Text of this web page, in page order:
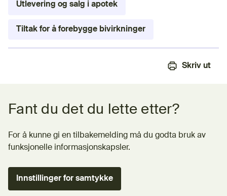
Utlevering og salg i apotek
Tiltak for å forebygge bivirkninger
Skriv ut
Fant du det du lette etter?
For å kunne gi en tilbakemelding må du godta bruk av
funksjonelle informasjonskapsler.
Innstillinger for samtykke